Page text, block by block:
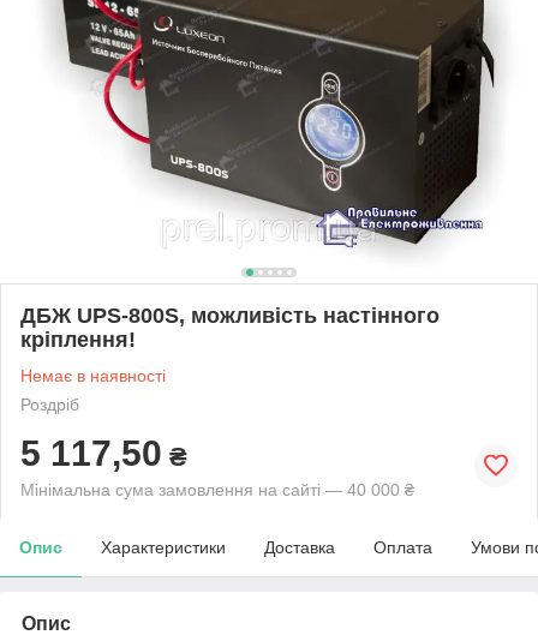
ДБЖ UPS-800S, можливість настінного
кріплення!
Немає в наявності
Роздріб
5 117,50 ₴
Мінімальна сума замовлення на сайті — 40 000 ₴
Опис Характеристики Доставка Оплата Умови
Опис